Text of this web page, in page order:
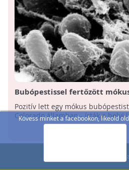
Kövess minket a facebookon, likeold
Bubópestissel fertőzött
Amerikában
Pozitív lett egy mókus
Colorado államban - írták a helyi